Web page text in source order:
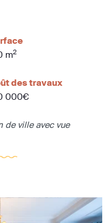
m2
des travaux
000€
de ville avec vue